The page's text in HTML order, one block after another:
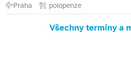
Praha polopenze
Všechny termíny a